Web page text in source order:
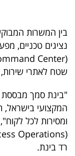
הכלכלי
פודקאסט
UNDER
40
בין המשרות
נציגים טכניים,
שטח לאתרי שירות,
"בינת סמך
רד בינת.